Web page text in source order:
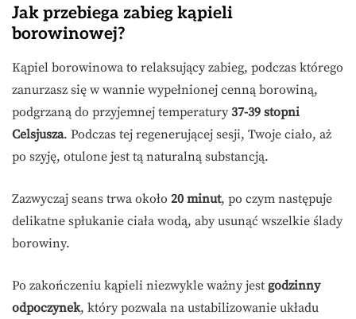
Jak przebiega zabieg kąpieli
borowinowej?
Kąpiel borowinowa to relaksujący zabieg, podczas którego
zanurzasz się w wannie wypełnionej cenną borowiną,
podgrzaną do przyjemnej temperatury 37-39 stopni
Celsjusza. Podczas tej regenerującej sesji, Twoje ciało, aż
po szyję, otulone jest tą naturalną substancją.
Zazwyczaj seans trwa około 20 minut, po czym następuje
delikatne spłukanie ciała wodą, aby usunąć wszelkie ślady
borowiny.
Po zakończeniu kąpieli niezwykle ważny jest godzinny
odpoczynek, który pozwala na ustabilizowanie układu